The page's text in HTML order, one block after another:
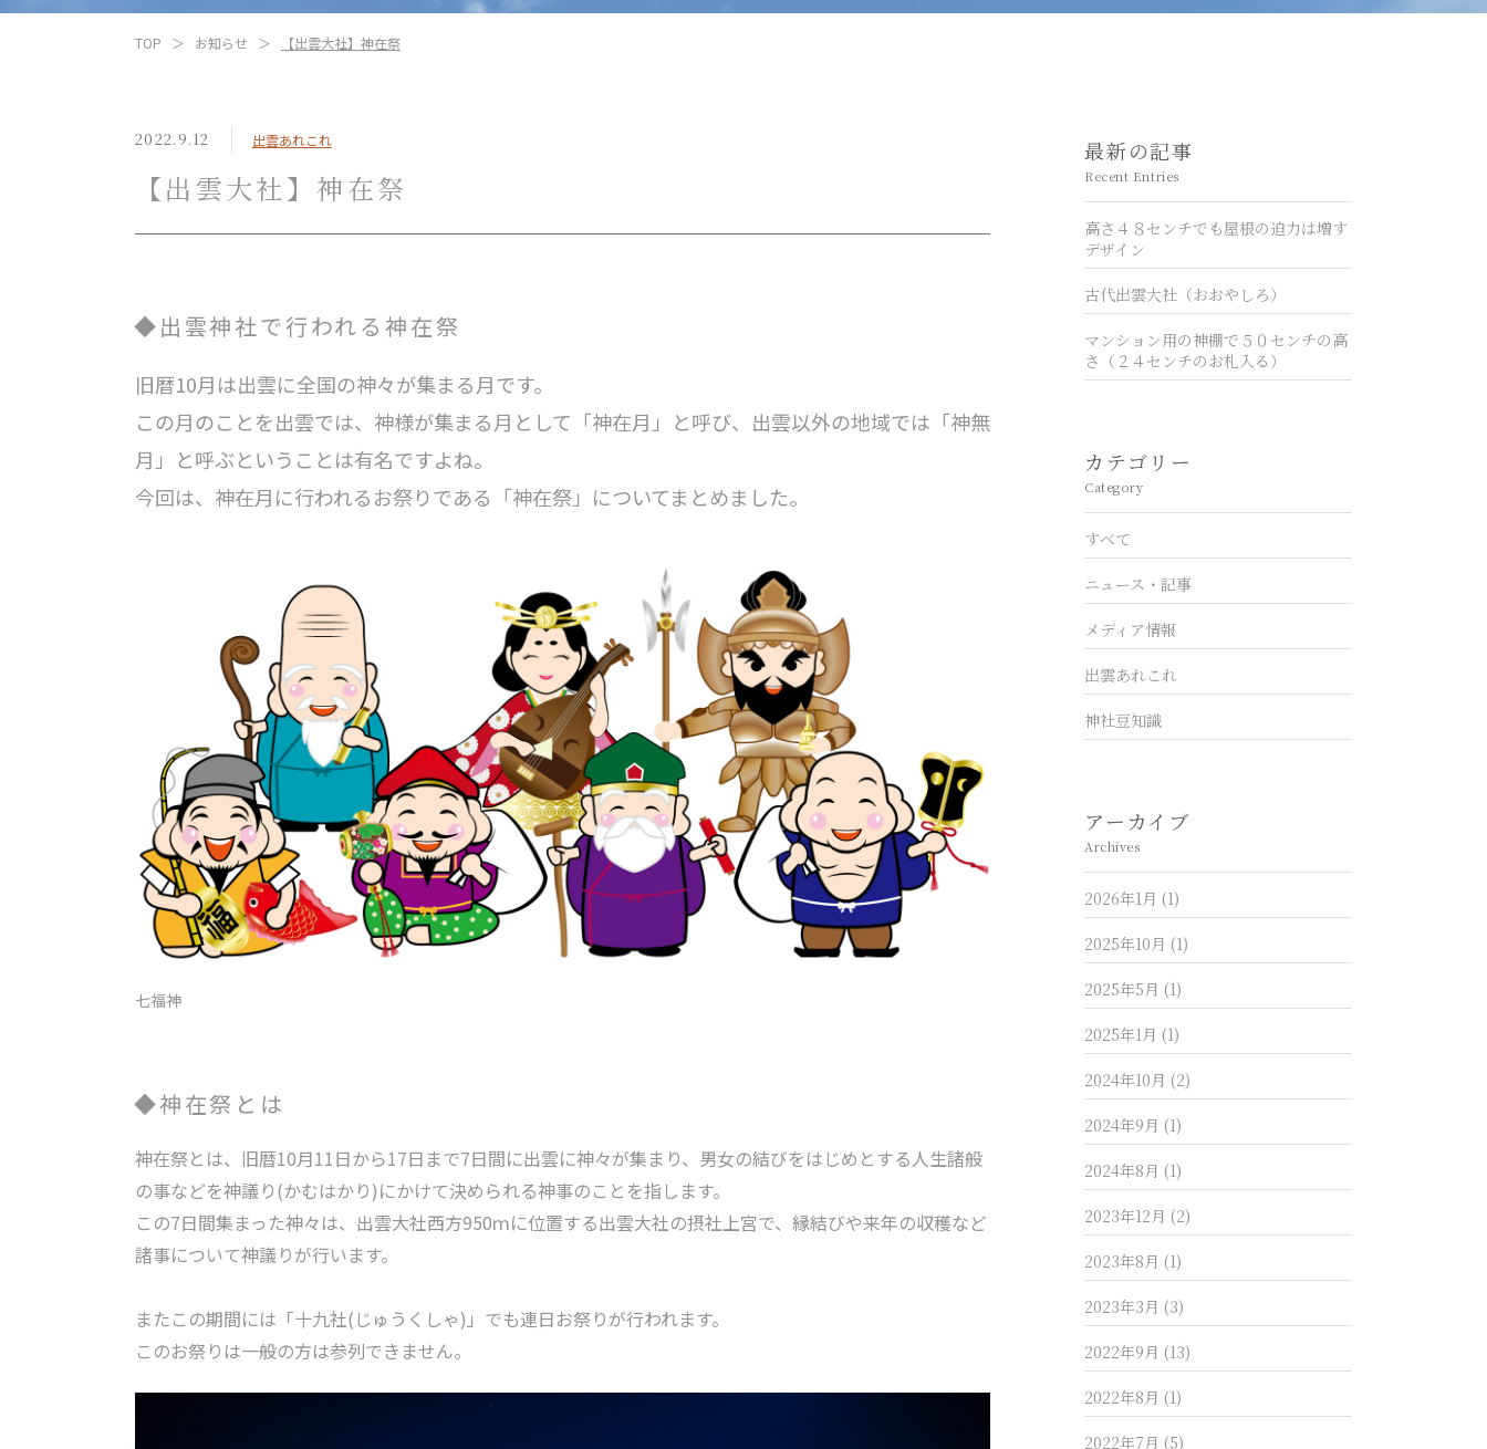
TOP お知らせ 【出雲大社】神在祭
2022.9.12 出雲あれこれ
【出雲大社】神在祭
出雲神社で行われる神在祭
旧暦10月は出雲に全国の神々が集まる月です。
この月のことを出雲では、神様が集まる月として「神在月」と呼び、出雲以外の地域では「神無
月」と呼ぶということは有名ですよね。
今回は、神在月に行われるお祭りである「神在祭」についてまとめました。
七福神
神在祭とは
神在祭とは、旧暦10月11日から17日まで7日間に出雲に神々が集まり、男女の結びをはじめとする人生諸般
の事などを神議り(かむはかり)にかけて決められる神事のことを指します。
この7日間集まった神々は、出雲大社西方950ｍに位置する出雲大社の摂社上宮で、縁結びや来年の収穫など
諸事について神議りが行います。
またこの期間には「十九社(じゅうくしゃ)」でも連日お祭りが行われます。
このお祭りは一般の方は参列できません。
最新の記事
Recent Entries
高さ４８センチでも屋根の迫力は増す
デザイン
古代出雲大社（おおやしろ）
マンション用の神棚で５０センチの高
さ（２４センチのお札入る）
カテゴリー
Category
すべて
ニュース・記事
メディア情報
出雲あれこれ
神社豆知識
アーカイブ
Archives
2026年1月 (1)
2025年10月 (1)
2025年5月 (1)
2025年1月 (1)
2024年10月 (2)
2024年9月 (1)
2024年8月 (1)
2023年12月 (2)
2023年8月 (1)
2023年3月 (3)
2022年9月 (13)
2022年8月 (1)
2022年7月 (5)